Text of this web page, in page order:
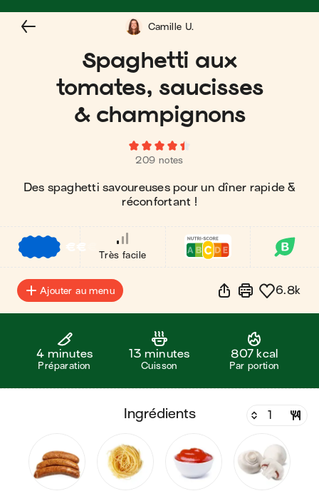
Spaghetti aux
tomates, saucisses
& champignons
209 notes
Des spaghetti savoureuses pour un dîner rapide &
réconfortant !
Camille U.
€€
Très facile
Ajouter au menu 6.8k
4 minutes
Préparation
13 minutes
Cuisson
807 kcal
Par portion
ingrédients